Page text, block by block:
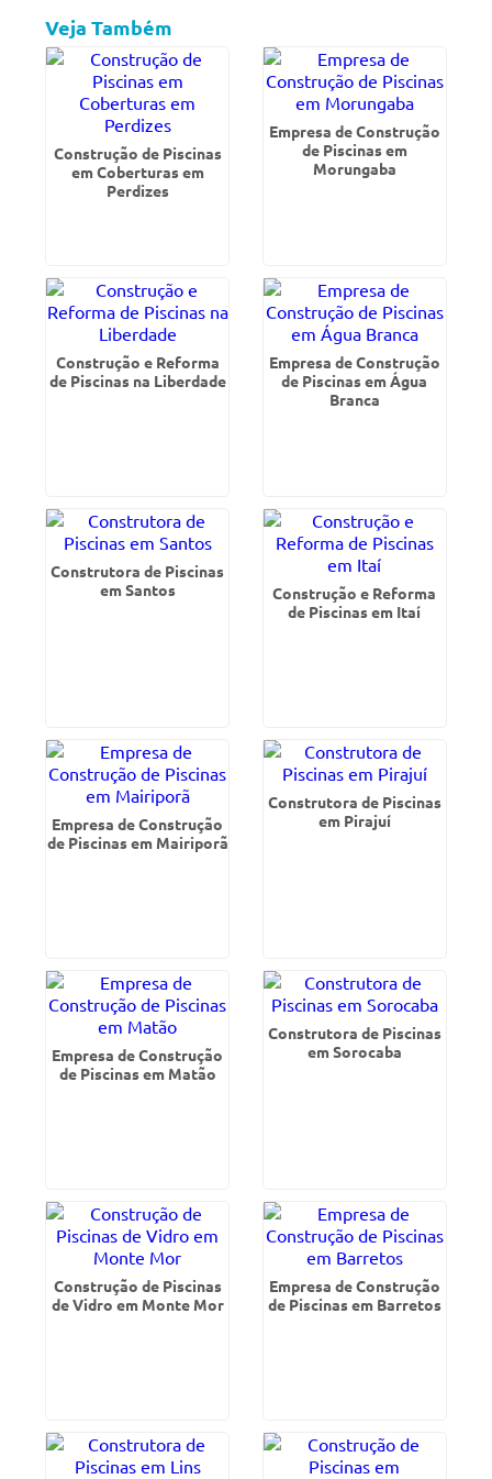
Veja Também
Construção de Piscinas
em Coberturas em
Perdizes
Empresa de Construção
de Piscinas em
Morungaba
Construção e Reforma
de Piscinas na Liberdade
Empresa de Construção
de Piscinas em Água
Branca
Construtora de Piscinas
em Santos
Construção e Reforma
de Piscinas em Itaí
Empresa de Construção
de Piscinas em Mairiporã
Construtora de Piscinas
em Pirajuí
Empresa de Construção
de Piscinas em Matão
Construtora de Piscinas
em Sorocaba
Construção de Piscinas
de Vidro em Monte Mor
Empresa de Construção
de Piscinas em Barretos